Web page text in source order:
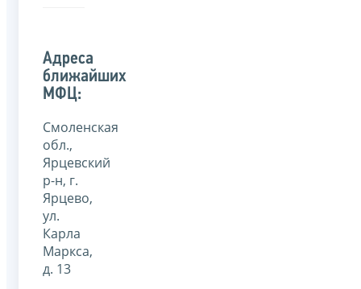
Адреса
ближайших
МФЦ:
Смоленская
обл.,
Ярцевский
р-н, г.
Ярцево,
ул.
Карла
Маркса,
д. 13